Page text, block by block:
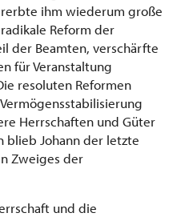
ihm wiederum große
Reform der
der Beamten, verschärfte
für Veranstaltung
resoluten Reformen
Herrschaften und Güter
blieb Johann der letzte
Zweiges der
und die